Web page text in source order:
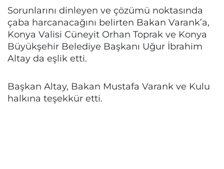
Sorunlarını dinleyen ve çözümü noktasında
çaba harcanacağını belirten Bakan Varank’a,
Konya Valisi Cüneyit Orhan Toprak ve Konya
Büyükşehir Belediye Başkanı Uğur İbrahim
Altay da eşlik etti.
Başkan Altay, Bakan Mustafa Varank ve Kulu
halkına teşekkür etti.